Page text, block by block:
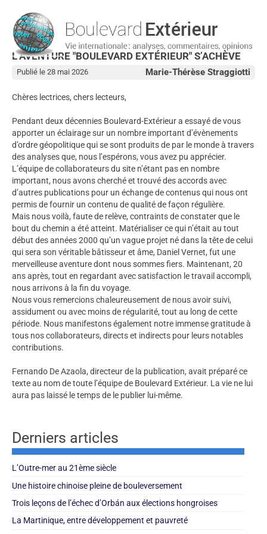
L’AVENTURE "BOULEVARD EXTÉRIEUR" S’ACHÈVE
Marie-Thérèse Straggiotti
Publié le 28 mai 2026
Chères lectrices, chers lecteurs,
Pendant deux décennies Boulevard-Extérieur a essayé de vous
apporter un éclairage sur un nombre important d’évènements
d’ordre géopolitique qui se sont produits de par le monde à travers
des analyses que, nous l’espérons, vous avez pu apprécier.
L’équipe de collaborateurs du site n’étant pas en nombre
important, nous avons cherché et trouvé des accords avec
d’autres publications pour un échange de contenus qui nous ont
permis de fournir un contenu de qualité de façon régulière.
Mais nous voilà, faute de relève, contraints de constater que le
bout du chemin a été atteint. Matérialiser ce qui n’était au tout
début des années 2000 qu’un vague projet né dans la tête de celui
qui sera son véritable bâtisseur et âme, Daniel Vernet, fut une
merveilleuse aventure dont nous sommes fiers. Maintenant, 20
ans après, tout en regardant avec satisfaction le travail accompli,
nous arrivons à la fin du voyage.
Nous vous remercions chaleureusement de nous avoir suivi,
assidument ou avec moins de régularité, tout au long de cette
période. Nous manifestons également notre immense gratitude à
tous nos collaborateurs, directs et indirects pour leurs notables
contributions.
Fernando De Azaola, directeur de la publication, avait préparé ce
texte au nom de toute l’équipe de Boulevard Extérieur. La vie ne lui
aura pas laissé le temps de le publier lui-même.
Derniers articles
L’Outre-mer au 21ème siècle
Une histoire chinoise pleine de bouleversement
Trois leçons de l’échec d’Orbán aux élections hongroises
La Martinique, entre développement et pauvreté